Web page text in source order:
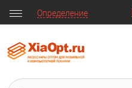
Определение